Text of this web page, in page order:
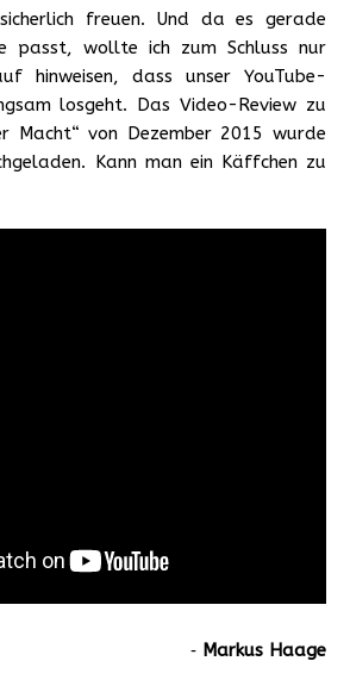
freuen. Und da es gerade
passt, wollte ich zum Schluss nur
hinweisen, dass unser YouTube-
losgeht. Das Video-Review zu
Macht“ von Dezember 2015 wurde
Kann man ein Käffchen zu
‐ Markus Haage